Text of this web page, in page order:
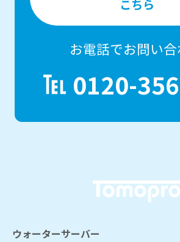
こちら
お電話でお問い
0120-
ウォーターサーバー